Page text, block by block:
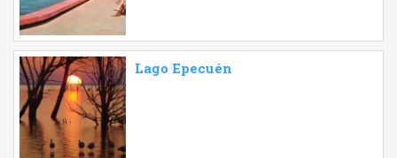
Lago Epecuén